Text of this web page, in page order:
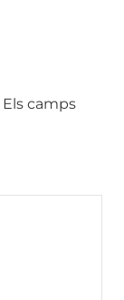
Els camps